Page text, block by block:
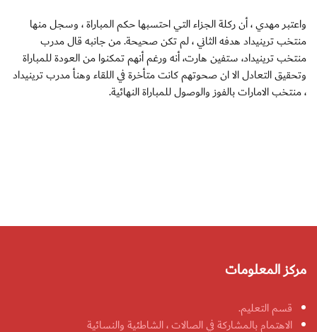
واعتبر مهدي ، أن ركلة الجزاء التي احتسبها حكم المباراة ، وسجل منها
منتخب ترينيداد هدفه الثاني ، لم تكن صحيحة. من جانبه قال مدرب
منتخب ترينيداد، ستفين هارت، أنه ورغم أنهم تمكنوا من العودة للمباراة
وتحقيق التعادل الا ان صحوتهم كانت متأخرة في اللقاء وهنأ مدرب ترينيداد
، منتخب الامارات بالفوز والوصول للمباراة النهائية.
مركز المعلومات
قسم التعليم.
الاهتمام بالمشاركة في الصالات ، الشاطئية والنسائية